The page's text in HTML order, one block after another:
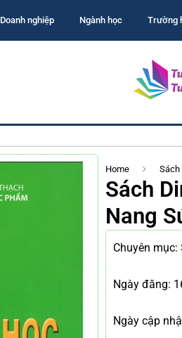
Doanh nghiệp Ngành học Trường
Home Sách
Sách
Nang
Chuyên mục:
Ngày đăng:
Ngày cập